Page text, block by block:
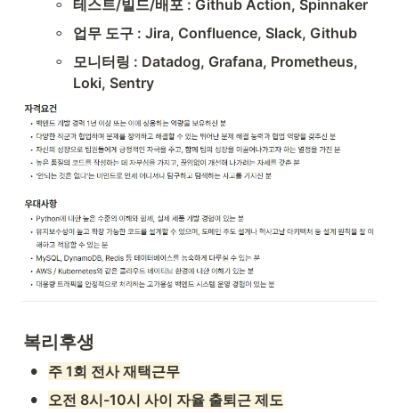
테스트/빌드/배포 : Github Action, Spinnaker
◦ 업무 도구 : Jira, Confluence, Slack, Github
◦
모니터링 : Datadog, Grafana, Prometheus,
Loki, Sentry
복리후생
• 주 1회 전사 재택근무
• 오전 8시-10시 사이 자율 출퇴근 제도